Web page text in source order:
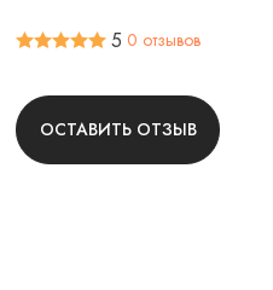
5 0 отзывов
ОСТАВИТЬ ОТЗЫВ